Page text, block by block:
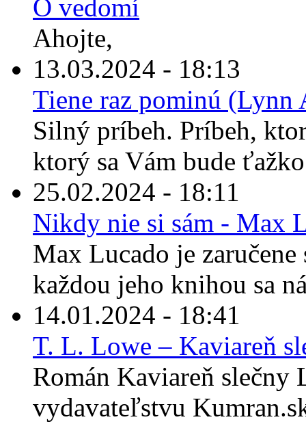
O vedomí
Ahojte,
13.03.2024 - 18:13
Tiene raz pominú (Lynn
Silný príbeh. Príbeh,
ktorý sa Vám bude
25.02.2024 - 18:11
Nikdy nie si sám - Max
Max Lucado je
každou jeho knihou sa
14.01.2024 - 18:41
T. L. Lowe – Kaviareň
Román Kaviareň slečny
vydavateľstvu